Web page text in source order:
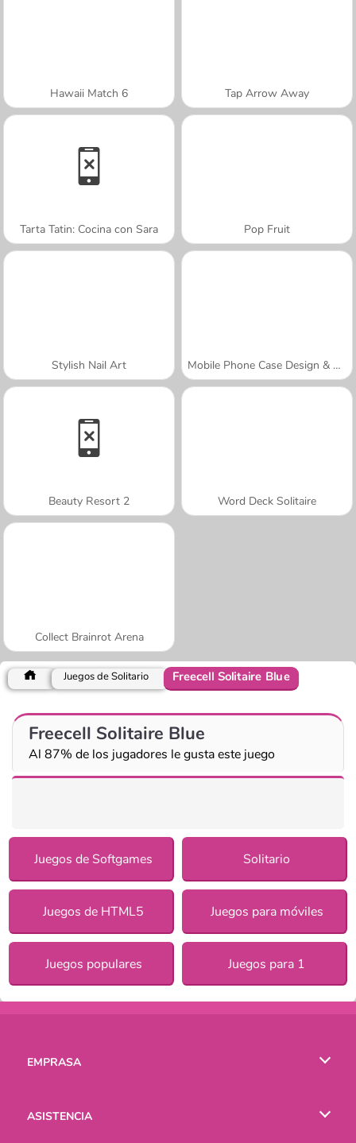
Hawaii Match 6 Tap Arrow Away
Tarta Tatin: Cocina con Sara Pop Fruit
Stylish Nail Art Mobile Phone Case Design & DIY
Beauty Resort 2 Word Deck Solitaire
Collect Brainrot Arena
Juegos de Solitario Freecell Solitaire Blue
Freecell Solitaire Blue
Al 87% de los jugadores le gusta este juego
Juegos de Softgames Solitario
Juegos de HTML5 Juegos para móviles
Juegos populares Juegos para 1
EMPRASA
ASISTENCIA